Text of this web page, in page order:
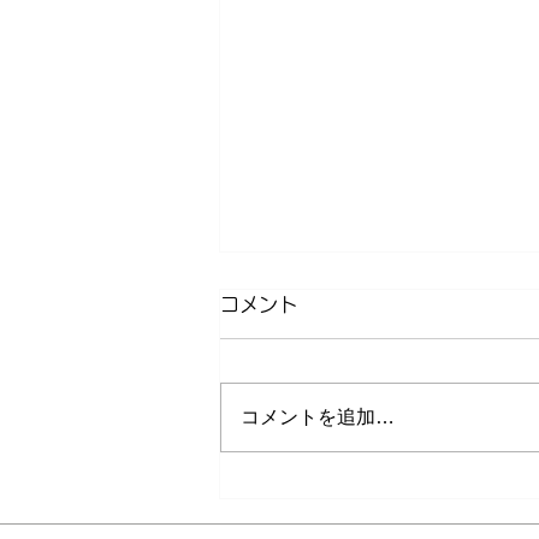
コメント
コメントを追加…